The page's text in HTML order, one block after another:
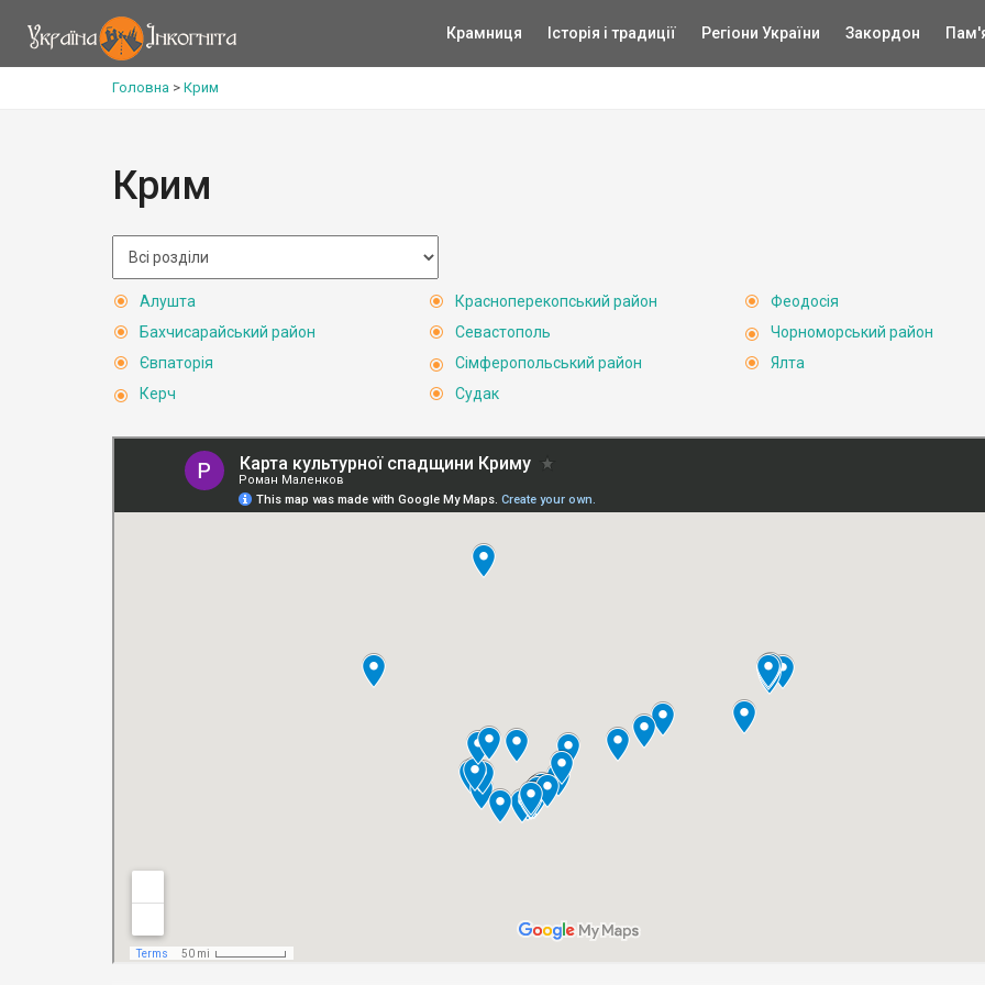
Крамниця Історія і традиції Регіони України Закордон
Головна > Крим
Крим
Алушта
Бахчисарайський район
Євпаторія
Керч
Красноперекопський район
Севастополь
Сімферопольський район
Судак
Феодосія
Чорноморський район
Ялта